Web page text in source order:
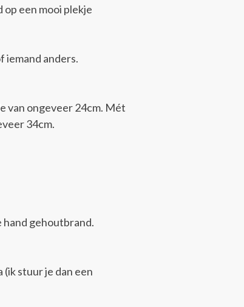
een mooi plekje
iemand anders.
van ongeveer 24cm. Mét
34cm.
hand gehoutbrand.
stuur je dan een